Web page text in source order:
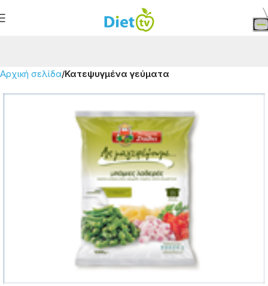
Αρχική σελίδα Κατεψυγμένα γεύματα